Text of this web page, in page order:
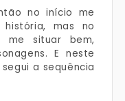
no início me
mas no
me situar bem,
E neste
a sequência